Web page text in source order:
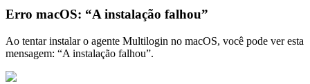
Erro macOS: “A instalação falhou”
Ao tentar instalar o agente Multilogin no macOS, você pode ver esta
mensagem: “A instalação falhou”.